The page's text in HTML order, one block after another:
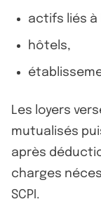
actifs liés à
hôtels,
Les loyers
mutualisés
après
charges
SCPI.